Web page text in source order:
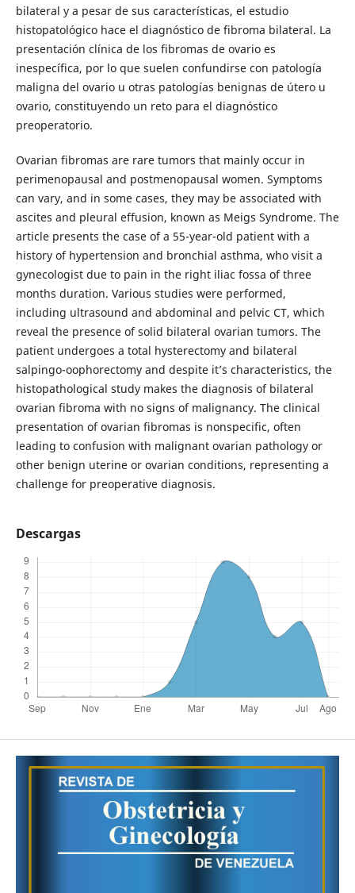
bilateral y a pesar de sus características, el estudio
histopatológico hace el diagnóstico de fibroma bilateral. La
presentación clínica de los fibromas de ovario es
inespecífica, por lo que suelen confundirse con patología
maligna del ovario u otras patologías benignas de útero u
ovario, constituyendo un reto para el diagnóstico
preoperatorio.
Ovarian fibromas are rare tumors that mainly occur in
perimenopausal and postmenopausal women. Symptoms
can vary, and in some cases, they may be associated with
ascites and pleural effusion, known as Meigs Syndrome. The
article presents the case of a 55-year-old patient with a
history of hypertension and bronchial asthma, who visit a
gynecologist due to pain in the right iliac fossa of three
months duration. Various studies were performed,
including ultrasound and abdominal and pelvic CT, which
reveal the presence of solid bilateral ovarian tumors. The
patient undergoes a total hysterectomy and bilateral
salpingo-oophorectomy and despite it’s characteristics, the
histopathological study makes the diagnosis of bilateral
ovarian fibroma with no signs of malignancy. The clinical
presentation of ovarian fibromas is nonspecific, often
leading to confusion with malignant ovarian pathology or
other benign uterine or ovarian conditions, representing a
challenge for preoperative diagnosis.
Descargas